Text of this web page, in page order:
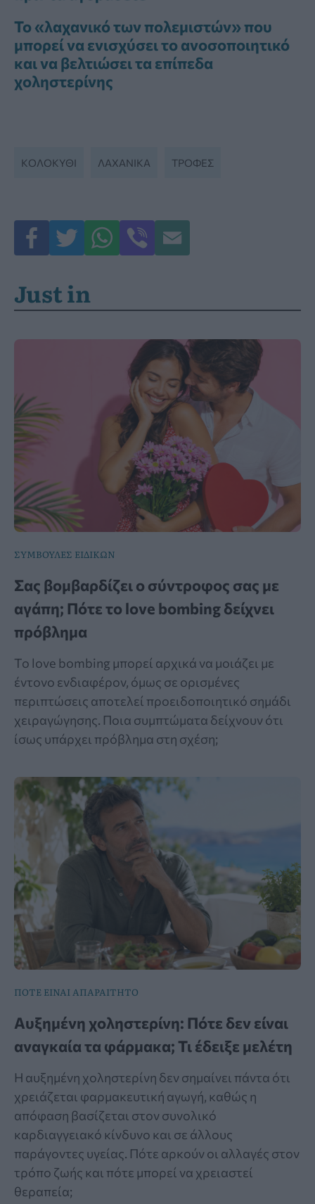
Το «λαχανικό των πολεμιστών» που
μπορεί να ενισχύσει το ανοσοποιητικό
και να βελτιώσει τα επίπεδα
χοληστερίνης
ΚΟΛΟΚΎΘΙ ΛΑΧΑΝΙΚΆ ΤΡΟΦΈΣ
Just in
ΣΥΜΒΟΥΛΕΣ ΕΙΔΙΚΩΝ
Σας βομβαρδίζει ο σύντροφος σας με
αγάπη; Πότε το love bombing δείχνει
πρόβλημα
Το love bombing μπορεί αρχικά να μοιάζει με
έντονο ενδιαφέρον, όμως σε ορισμένες
περιπτώσεις αποτελεί προειδοποιητικό σημάδι
χειραγώγησης. Ποια συμπτώματα δείχνουν ότι
ίσως υπάρχει πρόβλημα στη σχέση;
ΠΟΤΕ ΕΙΝΑΙ ΑΠΑΡΑΙΤΗΤΟ
Αυξημένη χοληστερίνη: Πότε δεν είναι
αναγκαία τα φάρμακα; Τι έδειξε μελέτη
Η αυξημένη χοληστερίνη δεν σημαίνει πάντα ότι
χρειάζεται φαρμακευτική αγωγή, καθώς η
απόφαση βασίζεται στον συνολικό
καρδιαγγειακό κίνδυνο και σε άλλους
παράγοντες υγείας. Πότε αρκούν οι αλλαγές στον
τρόπο ζωής και πότε μπορεί να χρειαστεί
θεραπεία;